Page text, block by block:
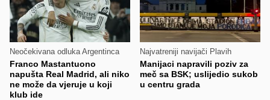
Neočekivana odluka Argentinca
Franco Mastantuono
napušta Real Madrid, ali niko
ne može da vjeruje u koji
klub ide
Najvatreniji navijači Plavih
Manijaci napravili poziv za
meč sa BSK; uslijedio sukob
u centru grada